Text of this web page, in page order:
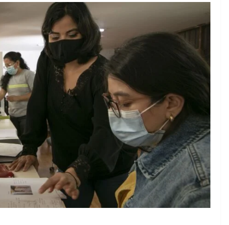
EMPRESARIAL TECNOLOGÍA
Siemens Xcelerator
Summit Guatemala,